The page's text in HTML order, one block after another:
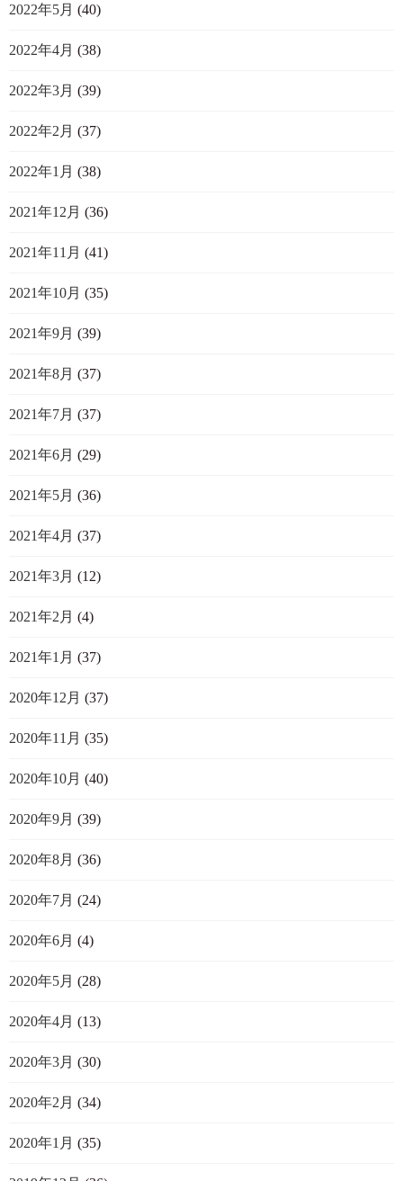
2022年5月 (40)
2022年4月 (38)
2022年3月 (39)
2022年2月 (37)
2022年1月 (38)
2021年12月 (36)
2021年11月 (41)
2021年10月 (35)
2021年9月 (39)
2021年8月 (37)
2021年7月 (37)
2021年6月 (29)
2021年5月 (36)
2021年4月 (37)
2021年3月 (12)
2021年2月 (4)
2021年1月 (37)
2020年12月 (37)
2020年11月 (35)
2020年10月 (40)
2020年9月 (39)
2020年8月 (36)
2020年7月 (24)
2020年6月 (4)
2020年5月 (28)
2020年4月 (13)
2020年3月 (30)
2020年2月 (34)
2020年1月 (35)